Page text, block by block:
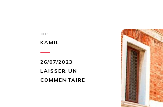
par
KAMIL
26/07/2023
LAISSER UN
COMMENTAIRE